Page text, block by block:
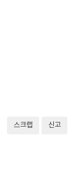
스크랩 신고